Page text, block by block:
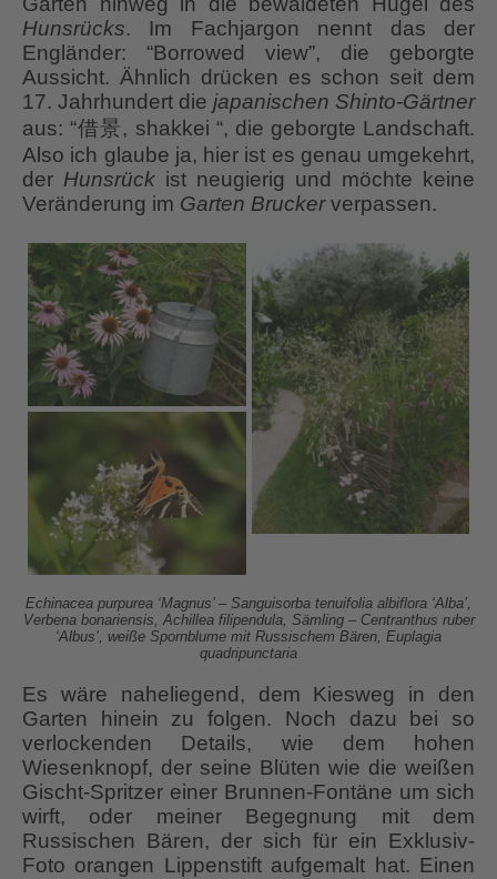
Hunsrücks. Im Fachjargon nennt das der
Engländer: “Borrowed view”, die geborgte
Aussicht. Ähnlich drücken es schon seit dem
17. Jahrhundert die japanischen Shinto-Gärtner
aus: “借景, shakkei “, die geborgte Landschaft.
Also ich glaube ja, hier ist es genau umgekehrt,
der Hunsrück ist neugierig und möchte keine
Veränderung im Garten Bruckerverpassen.
Echinacea purpurea ‘Magnus’ – Sanguisorba tenuifolia albiflora ‘Alba’,
Verbena bonariensis, Achillea filipendula, Sämling – Centranthus ruber
‘Albus’, weiße Spornblume mit Russischem Bären, Euplagia
quadripunctaria
Es wäre naheliegend, dem Kiesweg in den
Garten hinein zu folgen. Noch dazu bei so
verlockenden Details, wie dem hohen
Wiesenknopf, der seine Blüten wie die weißen
Gischt-Spritzer einer Brunnen-Fontäne um sich
wirft, oder meiner Begegnung mit dem
Russischen Bären, der sich für ein Exklusiv-
Foto orangen Lippenstift aufgemalt hat. Einen